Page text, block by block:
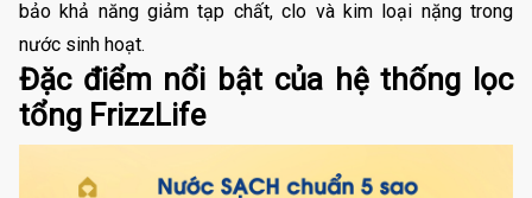
bảo khả năng giảm tạp chất, clo và kim loại nặng trong
nước sinh hoạt.
Đặc điểm nổi bật của hệ thống lọc
tổng FrizzLife